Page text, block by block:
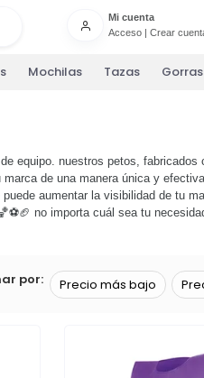
Mi cuenta
Acceso| Crear
Mochilas Tazas Gorras
equipo. nuestros petos, fabricados
de una manera única y
aumentar la visibilidad de tu
no importa cuál sea tu
cómo pueden ayudarte a
por: Precio más bajo